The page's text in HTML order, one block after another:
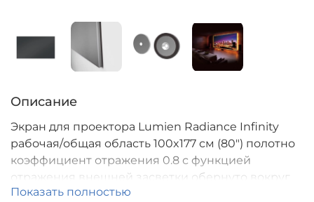
Описание
Экран для проектора Lumien Radiance Infinity
рабочая/общая область 100x177 см (80") полотно
коэффициент отражения 0.8 с функцией
отражения внешней засветки обернуто вокруг
рамы, формат экрана (16:9) (2 места) (Не
Показать полностью